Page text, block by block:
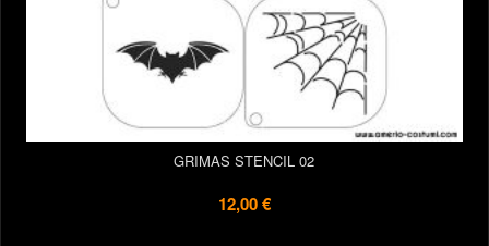
GRIMAS STENCIL 02
12,00 €